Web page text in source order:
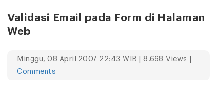
Validasi Email pada Form di Halaman
Web
Minggu, 08 April 2007 22:43 WIB | 8.668 Views |
Comments